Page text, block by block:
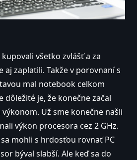
všetko zvlášť a za
aj zaplatili. Takže v porovnaní s
mal notebook celkom
dôležité je, že konečne začal
Už sme konečne našli
výkon procesora cez 2 GHz.
mohli s hrdosťou rovnať PC
býval slabší. Ale keď sa do